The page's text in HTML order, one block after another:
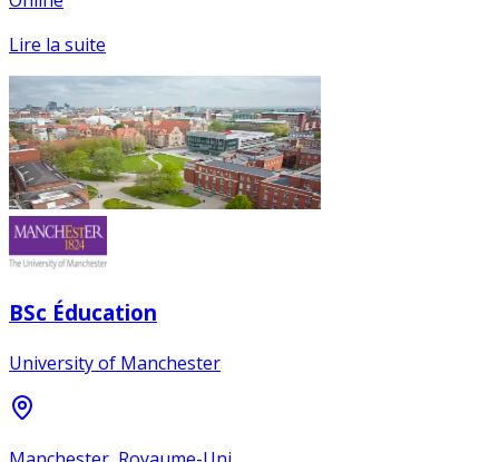
Lire la suite
BSc Éducation
University of Manchester